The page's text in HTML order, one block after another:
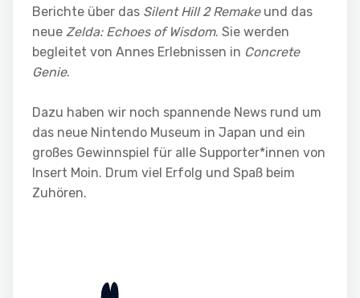
Berichte über das Silent Hill 2 Remakeund das
neue Zelda: Echoes of Wisdom. Sie werden
begleitet von Annes Erlebnissen in Concrete
Genie.
Dazu haben wir noch spannende News rund um
das neue Nintendo Museum in Japan und ein
großes Gewinnspiel für alle Supporter*innen von
Insert Moin. Drum viel Erfolg und Spaß beim
Zuhören.